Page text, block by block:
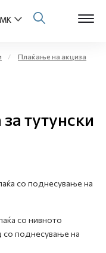
Плаќање на акциза
тутунски
со поднесување на
со нивното
поднесување на